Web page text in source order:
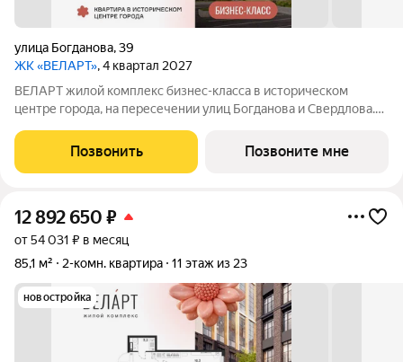
улица Богданова,39
ЖК «ВЕЛАРТ», 4 квартал 2027
ВЕЛАРТ жилой комплекс бизнес-класса в историческом
центре города, на пересечении улиц Богданова и Свердлова.
своей архитектурой Клинкерная плитка и композитные панели
Позвонить Позвоните мне
12 892 650 ₽
от 54 031 ₽ в месяц
85,1 м²
2-комн. квартира 11 этаж из 23
новостройка